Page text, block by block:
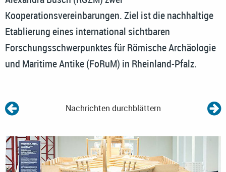
Kooperationsvereinbarungen. Ziel ist die nachhaltige
Etablierung eines international sichtbaren
Forschungsschwerpunktes für Römische Archäologie
und Maritime Antike (FoRuM) in Rheinland-Pfalz.
Nachrichten durchblättern